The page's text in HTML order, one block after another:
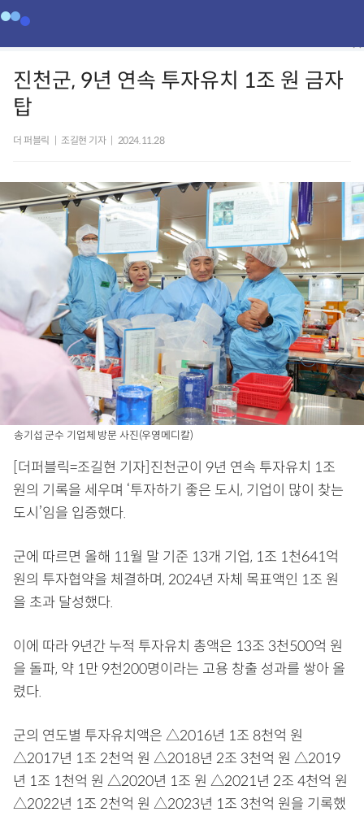
진천군, 9년 연속 투자유치 1조 원 금자
탑
더 퍼블릭 조길현 기자 2024.11.28
송기섭 군수 기업체 방문 사진(우영메디칼)
[더퍼블릭=조길현 기자]진천군이 9년 연속 투자유치 1조
원의 기록을 세우며 ‘투자하기 좋은 도시, 기업이 많이 찾는
도시’임을 입증했다.
군에 따르면 올해 11월 말 기준 13개 기업, 1조 1천641억
원의 투자협약을 체결하며, 2024년 자체 목표액인 1조 원
을 초과 달성했다.
이에 따라 9년간 누적 투자유치 총액은 13조 3천500억 원
을 돌파, 약 1만 9천200명이라는 고용 창출 성과를 쌓아 올
렸다.
군의 연도별 투자유치액은 △2016년 1조 8천억 원
△2017년 1조 2천억 원 △2018년 2조 3천억 원 △2019
년 1조 1천억 원 △2020년 1조 원 △2021년 2조 4천억 원
△2022년 1조 2천억 원 △2023년 1조 3천억 원을 기록했